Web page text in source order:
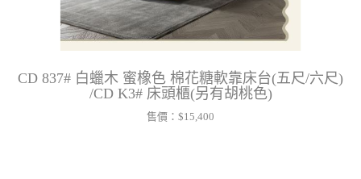
CD 837# 白蠟木 蜜橡色 棉花糖軟靠床台(五尺/六尺)
/CD K3# 床頭櫃(另有胡桃色)
售價： $15,400